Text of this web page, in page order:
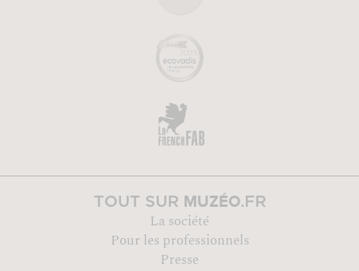
TOUT SUR MUZÉO.FR
La société
Pour les professionnels
Presse